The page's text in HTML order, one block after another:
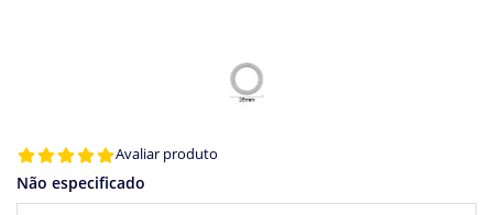
Avaliar produto
Não especificado